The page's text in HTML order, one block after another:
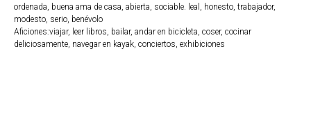
ordenada, buena ama de casa, abierta, sociable. leal, honesto, trabajador,
modesto, serio, benévolo
Aficiones:viajar, leer libros, bailar, andar en bicicleta, coser, cocinar
deliciosamente, navegar en kayak, conciertos, exhibiciones